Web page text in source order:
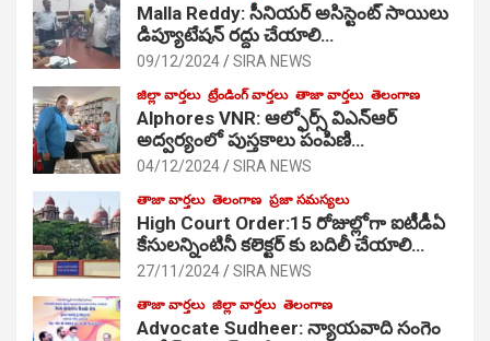
Malla Reddy: సీనియర్ అసిస్టెంట్ సాయిలు
డిప్యూటేషన్ రద్దు చేయాలి…
09/12/2024 SIRA NEWS
జిల్లా వార్తలు ట్రేండింగ్ వార్తలు తాజా వార్తలు తెలంగాణ
Alphores VNR: ఆల్ఫోర్స్ విఎన్ఆర్
అద్వర్యంలో పుస్తకాలు పంపిణి…
04/12/2024 SIRA NEWS
తాజా వార్తలు తెలంగాణ ప్రజా సమస్యలు
High Court Order:15 రోజుల్లోగా ఐటీడీఏ
కేసులన్నింటినీ కలెక్టర్ కు బదిలీ చేయాలి…
27/11/2024 SIRA NEWS
తాజా వార్తలు జిల్లా వార్తలు తెలంగాణ
Advocate Sudheer: న్యాయవాది సంగెం